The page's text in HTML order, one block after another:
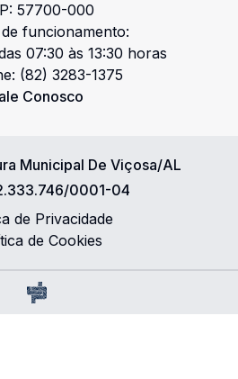
57700-000
funcionamento:
07:30 às 13:30 horas
(82) 3283-1375
Conosco
Municipal De Viçosa/AL
0001-04
de Privacidade
de Cookies